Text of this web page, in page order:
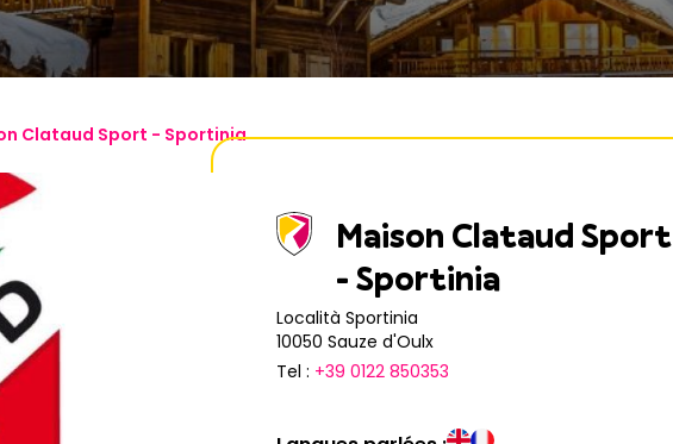
Clataud Sport - Sportinia
Maison Clataud Sport
- Sportinia
Località Sportinia
10050 Sauze d'Oulx
Tel : +39 0122 850353